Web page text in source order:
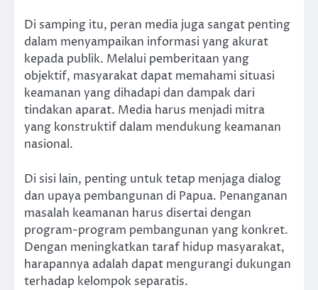
Di samping itu, peran media juga sangat penting
dalam menyampaikan informasi yang akurat
kepada publik. Melalui pemberitaan yang
objektif, masyarakat dapat memahami situasi
keamanan yang dihadapi dan dampak dari
tindakan aparat. Media harus menjadi mitra
yang konstruktif dalam mendukung keamanan
nasional.
Di sisi lain, penting untuk tetap menjaga dialog
dan upaya pembangunan di Papua. Penanganan
masalah keamanan harus disertai dengan
program-program pembangunan yang konkret.
Dengan meningkatkan taraf hidup masyarakat,
harapannya adalah dapat mengurangi dukungan
terhadap kelompok separatis.